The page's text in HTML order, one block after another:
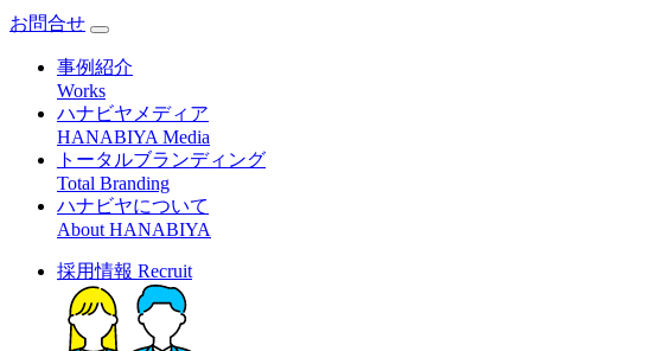
お問合せ
事例紹介
Works
ハナビヤメディア
HANABIYA Media
トータルブランディング
Total Branding
ハナビヤについて
About HANABIYA
採用情報 Recruit